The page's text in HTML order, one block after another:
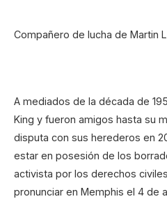
Compañero de lucha de Martin
A mediados de la década de
King y fueron amigos hasta su
disputa con sus herederos en
estar en posesión de los
activista por los derechos
pronunciar en Memphis el 4 de